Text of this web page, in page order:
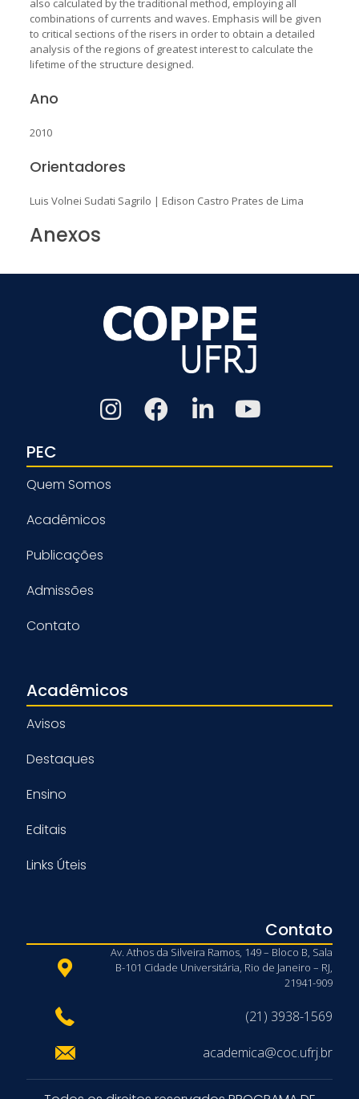
also calculated by the traditional method, employing all
combinations of currents and waves. Emphasis will be given
to critical sections of the risers in order to obtain a detailed
analysis of the regions of greatest interest to calculate the
lifetime of the structure designed.
Ano
2010
Orientadores
Luis Volnei Sudati Sagrilo | Edison Castro Prates de Lima
Anexos
PEC
Quem Somos
Acadêmicos
Publicações
Admissões
Contato
Acadêmicos
Avisos
Destaques
Ensino
Editais
Links Úteis
Contato
Av. Athos da Silveira Ramos, 149 – Bloco B, Sala
B-101 Cidade Universitária, Rio de Janeiro – RJ,
21941-909
(21) 3938-1569
academica@coc.ufrj.br